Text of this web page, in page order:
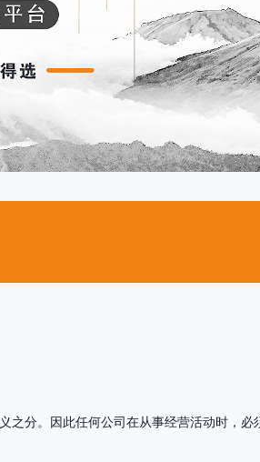
分。因此任何公司在从事经营活动时，必